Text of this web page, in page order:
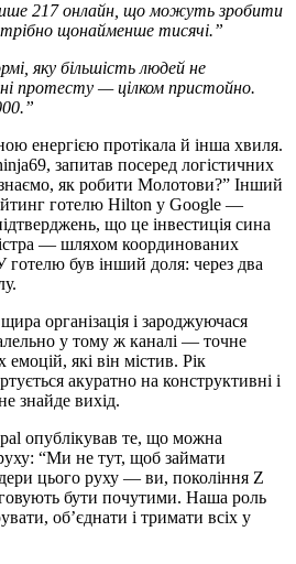
217 онлайн, що можуть зробити
щонайменше тисячі.”
яку більшість людей не
протесту — цілком пристойно.
енергією протікала й інша хвиля.
запитав посеред логістичних
як робити Молотови?” Інший
готелю Hilton у Google —
що це інвестиція сина
— шляхом координованих
готелю був інший доля: через два
організація і зароджуючася
у тому ж каналі — точне
які він містив. Рік
акуратно на конструктивні і
знайде вихід.
опублікував те, що можна
“Ми не тут, щоб займати
цього руху — ви, покоління Z
бути почутими. Наша роль
об’єднати і тримати всіх у